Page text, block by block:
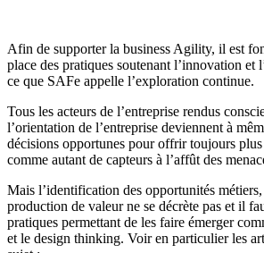
Afin de supporter la business Agility, il est
place des pratiques soutenant l’innovation et
ce que SAFe appelle l’exploration continue.
Tous les acteurs de l’entreprise rendus
l’orientation de l’entreprise deviennent à
décisions opportunes pour offrir toujours
comme autant de capteurs à l’affût des
Mais l’identification des opportunités métiers,
production de valeur ne se décrète pas et il
pratiques permettant de les faire émerger
et le design thinking. Voir en particulier les